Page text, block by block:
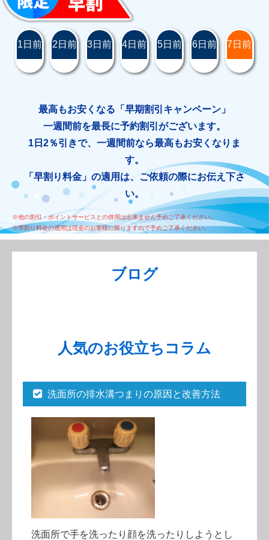
1日前 2日前 3日前 4日前 5日前 6日前 7日前
最高もお安くなる「早期割引キャンペーン」
一週間前を最長に予約割引がございます。
1日2％引きで、一週間前なら最高もお安くなりま
す。
「早割り料金」の適用は、ご依頼の際にお伝え下さ
い。
※他の割引・ポイントサービスとの併用は出来ません予めご了承ください。
※早割り料金の適用は現金のお客様に限りますので予めご了承ください。
ブログ
人気のお役立ちコラム
洗面所の排水溝つまりの原因と改善方法
洗面所で手を洗ったり顔を洗ったりしようとし